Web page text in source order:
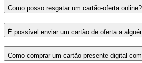
Como posso resgatar um cartão-oferta online?
É possível enviar um cartão de oferta a
Como comprar um cartão presente digital